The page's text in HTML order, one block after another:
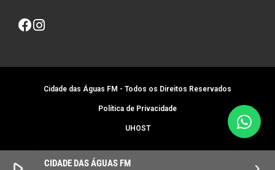
CIDADE DAS ÁGUAS FM
Cidade das Águas FM - Todos os Direitos Reservados
Política de Privacidade
UHOST